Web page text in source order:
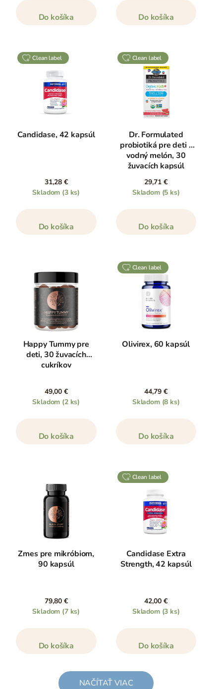
Do košíka Do košíka
clean label
Candidase, 42 kapsúl
31,28 €
Skladom (3 ks)
Do košíka
clean label
Dr. Formulated
probiotiká pre deti -
vodný melón, 30
žuvacích kapsúl
29,71 €
Skladom (5 ks)
Do košíka
Happy Tummy pre
deti, 30 žuvacích
cukríkov
49,00 €
Skladom (2 ks)
Do košíka
clean label
Olivirex, 60 kapsúl
44,79 €
Skladom (8 ks)
Do košíka
Zmes pre mikróbiom,
90 kapsúl
79,80 €
Skladom (7 ks)
Do košíka
clean label
Candidase Extra
Strength, 42 kapsúl
42,00 €
Skladom (3 ks)
Do košíka
NAČÍTAŤ VIAC